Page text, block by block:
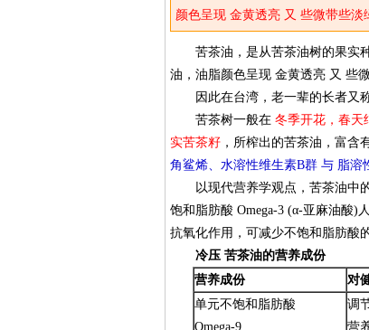
颜色呈现 金黄透亮 又 些微带些淡
苦茶油，是从苦茶油树的果实种
油，油脂颜色呈现 金黄透亮 又 些
因此在台湾，老一辈的长者又称
苦茶树一般在 冬季开花，春天
实苦茶籽 ，所榨出的苦茶油，富含
角鲨烯、水溶性维生素B群 与 脂溶
以现代营养学观点，苦茶油中
饱和脂肪酸 Omega-3 (α-亚麻油酸)
抗氧化作用，可减少不饱和脂肪酸
冷压 苦茶油的营养成份
营养成份
对
单元不饱和脂肪酸
Omega-9
调
营